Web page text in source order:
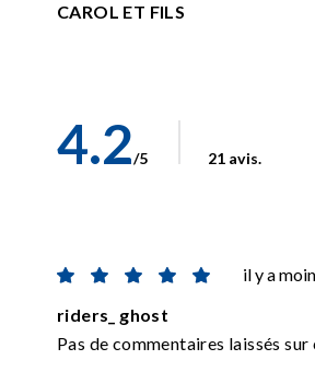
CAROL ET FILS
4.2/5 21 avis.
il y a
riders_ ghost
Pas de commentaires laissés sur